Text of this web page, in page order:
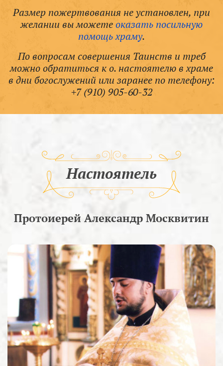
Размер пожертвования не установлен, при
желании вы можетеоказать посильную
помощь храму.
По вопросам совершения Таинств и треб
можно обратиться к о. настоятелю в храме
в дни богослужений или заранее по телефону:
+7 (910) 905-60-32
Настоятель
Протоиерей Александр Москвитин